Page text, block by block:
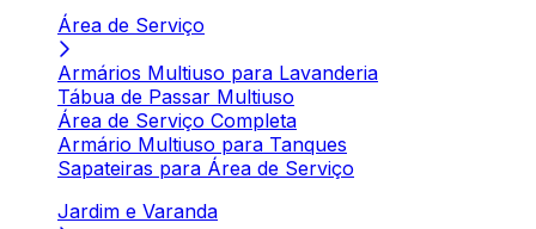
Área de Serviço
Armários Multiuso para Lavanderia
Tábua de Passar Multiuso
Área de Serviço Completa
Armário Multiuso para Tanques
Sapateiras para Área de Serviço
Jardim e Varanda